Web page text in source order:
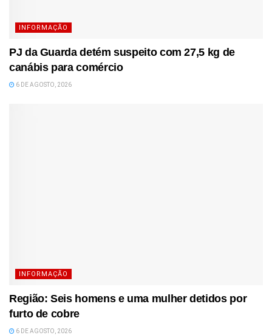
INFORMAÇÃO
PJ da Guarda detém suspeito com 27,5 kg de
canábis para comércio
6 DE AGOSTO, 2026
INFORMAÇÃO
Região: Seis homens e uma mulher detidos por
furto de cobre
6 DE AGOSTO, 2026